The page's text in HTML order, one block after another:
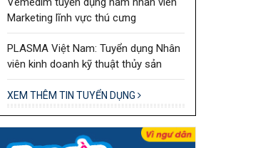
Marketing lĩnh vực thú cưng
PLASMA Việt Nam: Tuyển dụng Nhân
viên kinh doanh kỹ thuật thủy sản
XEM THÊM TIN TUYỂN DỤNG